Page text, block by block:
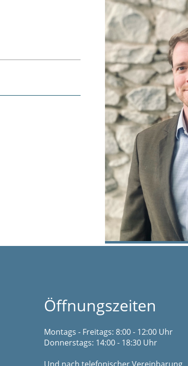
Öffnungszeiten
Montags - Freitags: 8:00 - 12:00 Uhr
Donnerstags: 14:00 - 18:30 Uhr
Und nach telefonischer Vereinbarung.